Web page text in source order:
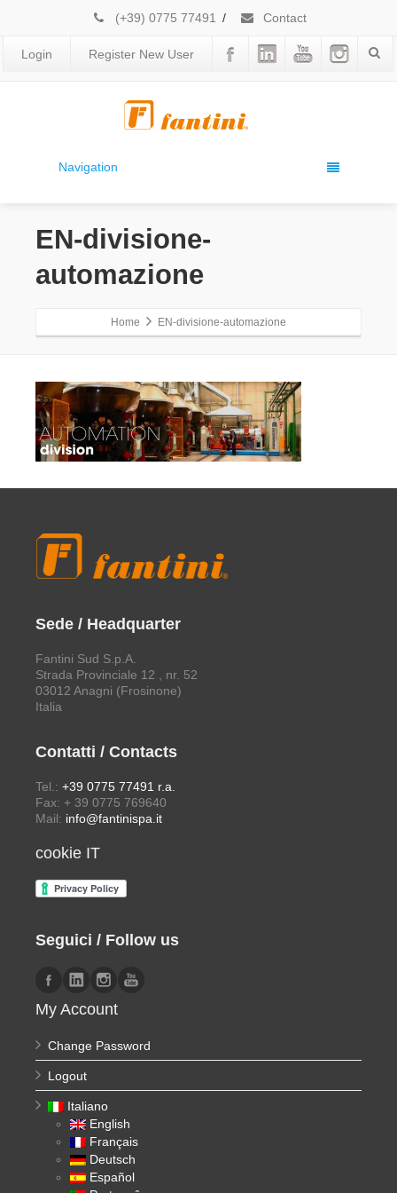
(+39) 0775 77491 / Contact
Login Register New User
Navigation
EN-divisione-
automazione
Home EN-divisione-automazione
Sede / Headquarter
Fantini Sud S.p.A.
Strada Provinciale 12 , nr. 52
03012 Anagni (Frosinone)
Italia
Contatti / Contacts
Tel.: +39 0775 77491 r.a.
Fax: + 39 0775 769640
Mail: info@fantinispa.it
cookie IT
Seguici / Follow us
My Account
Change Password
Logout
Italiano
English
Français
Deutsch
Español